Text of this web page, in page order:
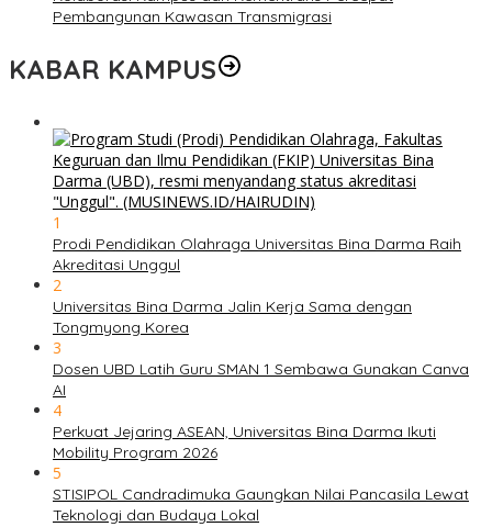
Pembangunan Kawasan Transmigrasi
KABAR KAMPUS
1
Prodi Pendidikan Olahraga Universitas Bina Darma Raih
Akreditasi Unggul
2
Universitas Bina Darma Jalin Kerja Sama dengan
Tongmyong Korea
3
Dosen UBD Latih Guru SMAN 1 Sembawa Gunakan Canva
AI
4
Perkuat Jejaring ASEAN, Universitas Bina Darma Ikuti
Mobility Program 2026
5
STISIPOL Candradimuka Gaungkan Nilai Pancasila Lewat
Teknologi dan Budaya Lokal